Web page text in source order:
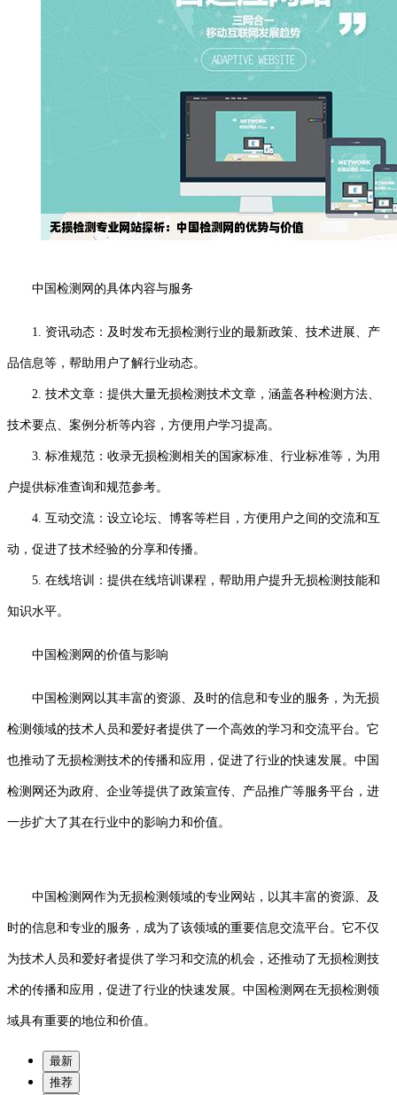
中国检测网的具体内容与服务
1. 资讯动态：及时发布无损检测行业的最新政策、技术进展、产
品信息等，帮助用户了解行业动态。
2. 技术文章：提供大量无损检测技术文章，涵盖各种检测方法、
技术要点、案例分析等内容，方便用户学习提高。
3. 标准规范：收录无损检测相关的国家标准、行业标准等，为用
户提供标准查询和规范参考。
4. 互动交流：设立论坛、博客等栏目，方便用户之间的交流和互
动，促进了技术经验的分享和传播。
5. 在线培训：提供在线培训课程，帮助用户提升无损检测技能和
知识水平。
中国检测网的价值与影响
中国检测网以其丰富的资源、及时的信息和专业的服务，为无损
检测领域的技术人员和爱好者提供了一个高效的学习和交流平台。它
也推动了无损检测技术的传播和应用，促进了行业的快速发展。中国
检测网还为政府、企业等提供了政策宣传、产品推广等服务平台，进
一步扩大了其在行业中的影响力和价值。
中国检测网作为无损检测领域的专业网站，以其丰富的资源、及
时的信息和专业的服务，成为了该领域的重要信息交流平台。它不仅
为技术人员和爱好者提供了学习和交流的机会，还推动了无损检测技
术的传播和应用，促进了行业的快速发展。中国检测网在无损检测领
域具有重要的地位和价值。
最新
推荐